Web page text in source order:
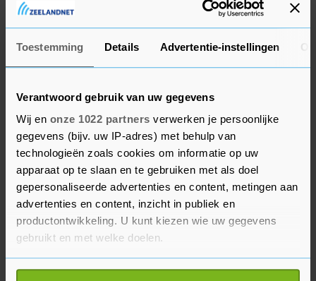
Toestemming Details Advertentie-instellingen
Verantwoord gebruik van uw gegevens
Wij en onze 1022 partners verwerken je persoonlijke
gegevens (bijv. uw IP-adres) met behulp van
technologieën zoals cookies om informatie op uw
apparaat op te slaan en te gebruiken met als doel
gepersonaliseerde advertenties en content, metingen aan
advertenties en content, inzicht in publiek en
productontwikkeling. U kunt kiezen wie uw gegevens
gebruikt en met welke doelen.
Als u het toestaat, willen we ook graag:
Een dag eerder werden ook al twee mensen
aangehouden in Rolde vanwege betrokkenheid bij
vechtpartijen.